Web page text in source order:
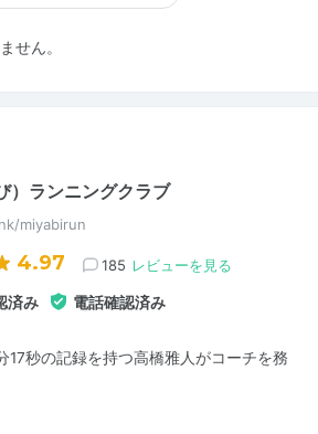
せん。
）ランニングクラブ
miyabirun
4.97 185 レビューを見る
済み 電話確認済み
17秒の記録を持つ高橋雅人がコーチを務